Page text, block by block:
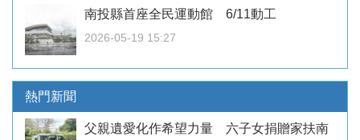
南投縣首座全民運動館 6/11動工
2026-05-19 15:27
熱門新聞
父親遺愛化作希望力量 六子女捐贈家扶南